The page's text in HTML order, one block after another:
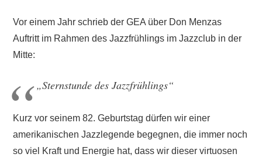
Vor einem Jahr schrieb der GEA über Don Menzas
Auftritt im Rahmen des Jazzfrühlings im Jazzclub in der
Mitte:
„Sternstunde des Jazzfrühlings“
Kurz vor seinem 82. Geburtstag dürfen wir einer
amerikanischen Jazzlegende begegnen, die immer noch
so viel Kraft und Energie hat, dass wir dieser virtuosen